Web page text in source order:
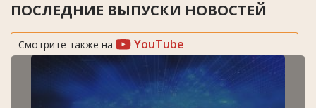
ПОСЛЕДНИЕ ВЫПУСКИ НОВОСТЕЙ
Смотрите также на YouTube